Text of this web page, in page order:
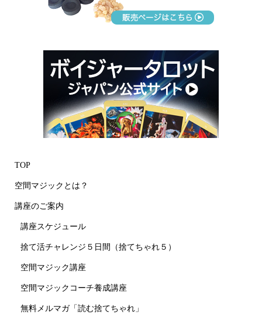
TOP
空間マジックとは？
講座のご案内
講座スケジュール
捨て活チャレンジ５日間（捨てちゃれ５）
空間マジック講座
空間マジックコーチ養成講座
無料メルマガ「読む捨てちゃれ」